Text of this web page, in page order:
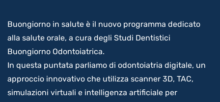
Buongiorno in salute è il nuovo programma dedicato
alla salute orale, a cura degli Studi Dentistici
Buongiorno Odontoiatrica.
In questa puntata parliamo di odontoiatria digitale, un
approccio innovativo che utilizza scanner 3D, TAC,
simulazioni virtuali e intelligenza artificiale per